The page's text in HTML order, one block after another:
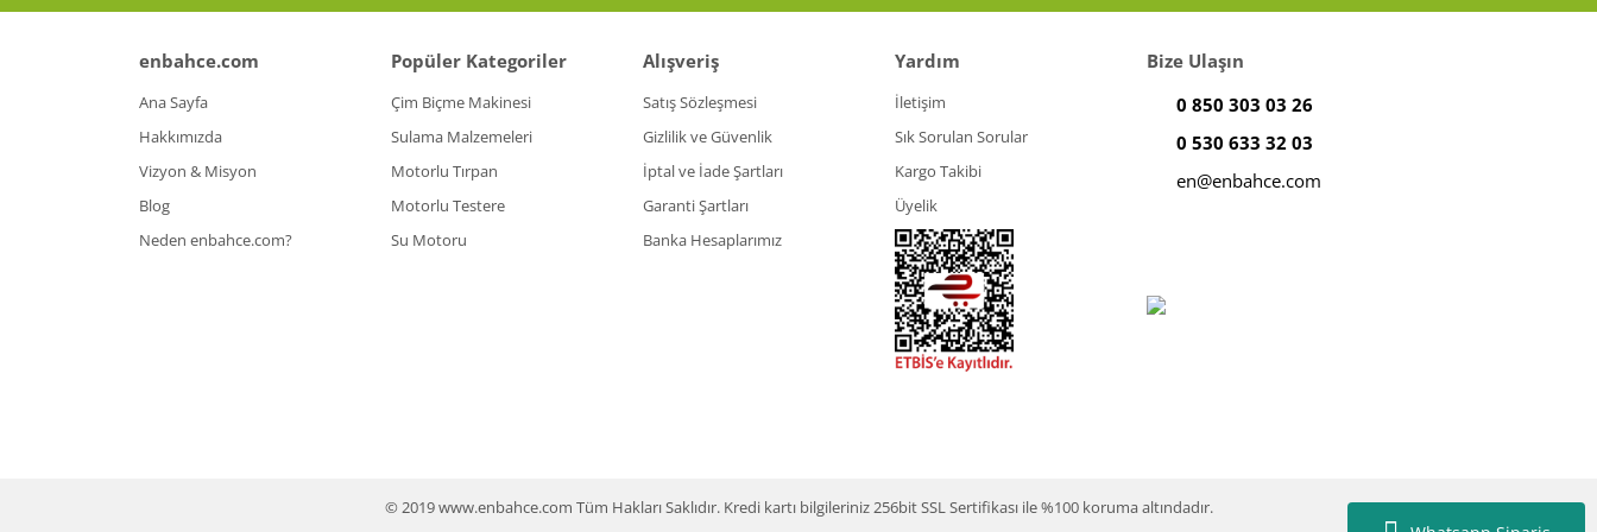
enbahce.com
Ana Sayfa
Hakkımızda
Vizyon & Misyon
Blog
Neden enbahce.com?
Popüler Kategoriler
Çim Biçme Makinesi
Sulama Malzemeleri
Motorlu Tırpan
Motorlu Testere
Su Motoru
Alışveriş
Satış Sözleşmesi
Gizlilik ve Güvenlik
İptal ve İade Şartları
Garanti Şartları
Banka Hesaplarımız
Yardım
İletişim
Sık Sorulan Sorular
Kargo Takibi
Üyelik
Bize Ulaşın
0 850 303 03 26
0 530 633 32 03
en@enbahce.com
© 2019 www.enbahce.com Tüm Hakları Saklıdır. Kredi kartı bilgileriniz 256bit SSL Sertifikası ile %100 koruma altındadır.